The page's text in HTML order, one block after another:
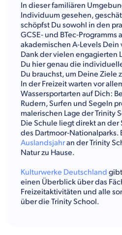
In dieser familiären
Individuum gesehen,
schöpfst Du sowohl in den
GCSE- und BTec-Programms
akademischen A-Levels Dein
Dank der vielen engagierten
Du hier genau die
Du brauchst, um Deine Ziele
In der Freizeit warten vor
Wassersportarten auf Dich:
Rudern, Surfen und Segeln
malerischen Lage der Trinity
Die Schule liegt direkt an
des Dartmoor-Nationalparks.
Auslandsjahran der Trinity
Natur zu Hause.
Kulturwerke Deutschland
einen Überblick über das
Freizeitaktivitäten und alle
über die Trinity School.